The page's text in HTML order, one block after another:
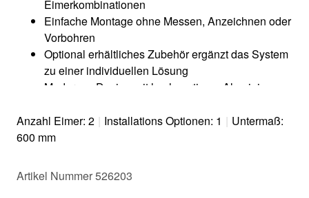
Eimerkombinationen​
Einfache Montage ohne Messen, Anzeichnen oder
Vorbohren​
Optional erhältliches Zubehör ergänzt das System
zu einer individuellen Lösung
Modernes Design mit hochwertigem Aluminium
und glatter Oberflächen
Anzahl Eimer: 2 | Installations Optionen: 1 | Untermaß:
600 mm
Artikel Nummer 526203